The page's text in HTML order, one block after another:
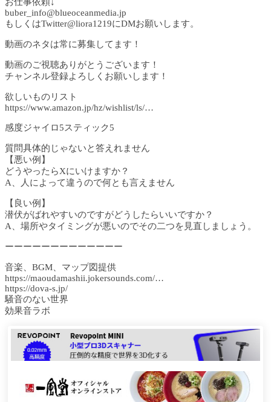
お仕事依頼↓
buber_info@blueoceanmedia.jp
もしくはTwitter@liora1219にDMお願いします。
動画のネタは常に募集してます！
動画のご視聴ありがとうございます！
チャンネル登録よろしくお願いします！
欲しいものリスト
https://www.amazon.jp/hz/wishlist/ls/…​​
感度ジャイロ5スティック5
質問具体的じゃないと答えれません
【悪い例】
どうやったらXにいけますか？
A、人によって違うので何とも言えません
【良い例】
潜伏がばれやすいのですがどうしたらいいですか？
A、場所やタイミングが悪いのでその二つを見直しましょう。
ーーーーーーーーーーーーー
音楽、BGM、マップ図提供
https://maoudamashii.jokersounds.com/…​
https://dova-s.jp/​
騒音のない世界
効果音ラボ